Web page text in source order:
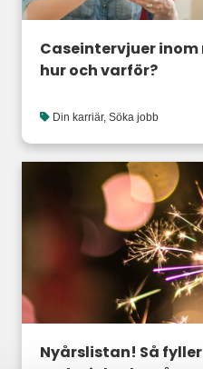
Caseintervjuer
hur och varför?
Din karriär, Söka jobb
Nyårslistan! Så